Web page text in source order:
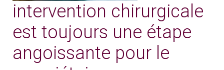
intervention chirurgicale
est toujours une étape
angoissante pour le